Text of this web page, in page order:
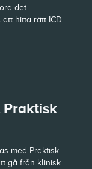
det
hitta rätt ICD
Praktisk
med Praktisk
gå från klinisk